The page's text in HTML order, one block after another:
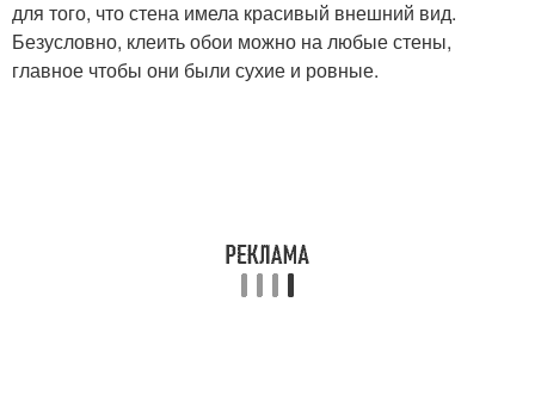
для того, что стена имела красивый внешний вид.
Безусловно, клеить обои можно на любые стены,
главное чтобы они были сухие и ровные.